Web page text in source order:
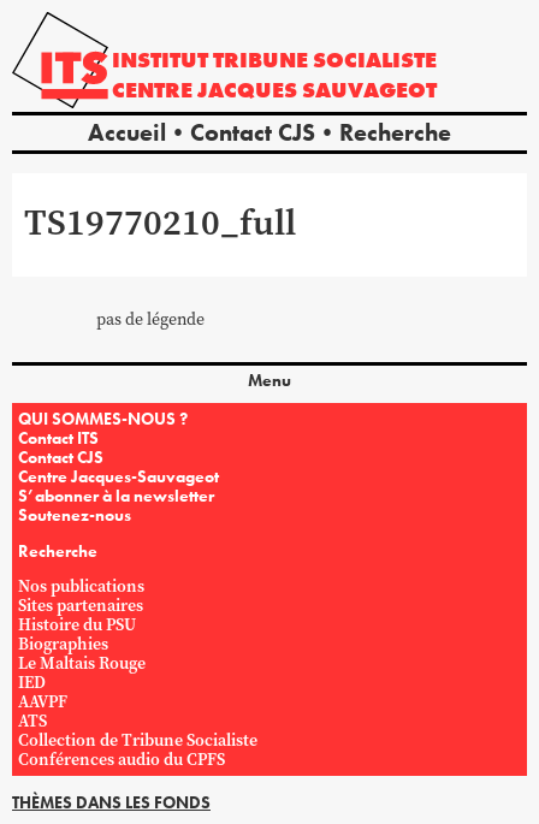
INSTITUTTRIBUNE SOCIALISTE
CENTREJACQUES SAUVAGEOT
Accueil Contact CJS Recherche
TS19770210_full
pas de légende
Menu
QUI SOMMES-NOUS ?
Contact ITS
Contact CJS
Centre Jacques-Sauvageot
S’abonner à la newsletter
Soutenez-nous
Recherche
Nos publications
Sites partenaires
Histoire du PSU
Biographies
Le Maltais Rouge
IED
AAVPF
ATS
Collection de Tribune Socialiste
Conférences audio du CPFS
THÈMES DANS LES FONDS